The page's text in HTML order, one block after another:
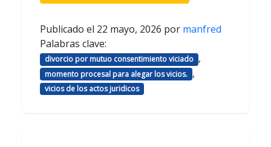
Publicado el 22 mayo, 2026 por manfred
Palabras clave:
divorcio por mutuo consentimiento viciado ,
momento procesal para alegar los vicios. ,
vicios de los actos juridicos